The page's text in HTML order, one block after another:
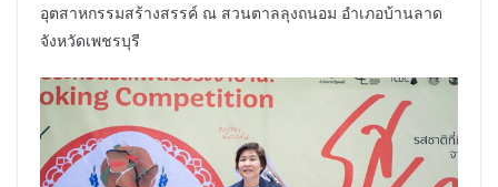
อุตสาหกรรมสร้างสรรค์ ณ สวนตาลลุงถนอม อำเภอบ้านลาด
จังหวัดเพชรบุรี